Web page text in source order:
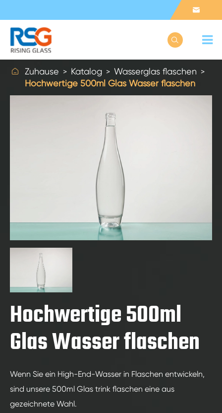


 Zuhause Katalog
Wasserglas flaschen
Hochwertige 500ml Glas Wasser flaschen
Hochwertige 500ml
Glas Wasser flaschen
Wenn Sie ein High-End-Wasser in Flaschen entwickeln,
sind unsere 500ml Glas trink flaschen eine aus
gezeichnete Wahl.